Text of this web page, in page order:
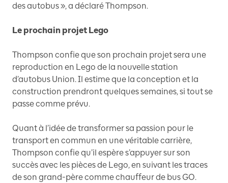
des autobus », a déclaré Thompson.
Le prochain projet Lego
Thompson confie que son prochain projet sera une
reproduction en Lego de la nouvelle station
d’autobus Union. Il estime que la conception et la
construction prendront quelques semaines, si tout se
passe comme prévu.
Quant à l’idée de transformer sa passion pour le
transport en commun en une véritable carrière,
Thompson confie qu’il espère s’appuyer sur son
succès avec les pièces de Lego, en suivant les traces
de son grand-père comme chauffeur de bus GO.